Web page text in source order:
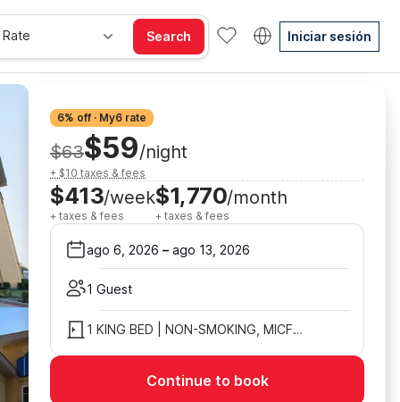
Search Iniciar sesión
6% off · My6 rate
$63$59/night
+ $10 taxes & fees
$413/week
+ taxes & fees
$1,770/month
+ taxes & fees
ago 6, 2026 – ago 13, 2026
1 Guest
1 KING BED | NON-SMOKING, MICFRIDGE
Continue to book